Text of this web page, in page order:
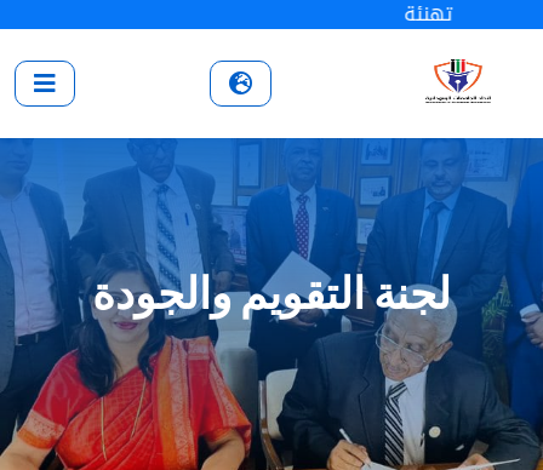
تهنئة
لجنة التقويم والجودة